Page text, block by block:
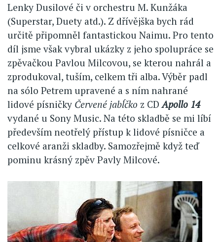
Lenky Dusilové či v orchestru M. Kunžáka
(Superstar, Duety atd.). Z dřívějška bych rád
určitě připomněl fantastickou Naimu. Pro tento
díl jsme však vybral ukázky z jeho spolupráce se
zpěvačkou Pavlou Milcovou, se kterou nahrál a
zprodukoval, tuším, celkem tři alba. Výběr padl
na sólo Petrem upravené a s ním nahrané
lidové písničky Červené jabĺčko z CDApollo 14
vydané u Sony Music. Na této skladbě se mi líbí
především neotřelý přístup k lidové písničce a
celkové aranži skladby. Samozřejmě když teď
pominu krásný zpěv Pavly Milcové.